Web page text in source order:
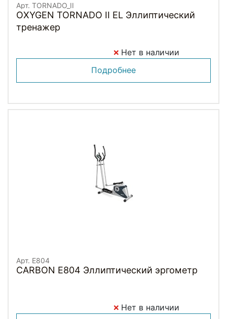
Арт. TORNADO_II
OXYGEN TORNADO II EL Эллиптический
тренажер
Нет в наличии
Подробнее
Арт. E804
CARBON E804 Эллиптический эргометр
Нет в наличии